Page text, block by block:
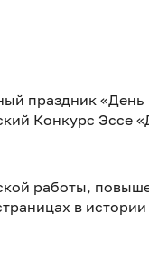
праздник «День
Конкурс Эссе
работы,
в